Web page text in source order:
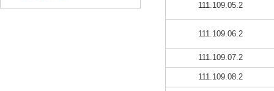
111.109.05.2
111.109.06.2
111.109.07.2
111.109.08.2